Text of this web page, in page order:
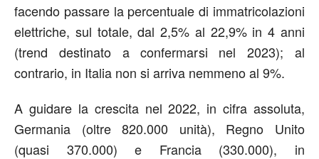
facendo passare la percentuale di immatricolazioni
elettriche, sul totale, dal 2,5% al 22,9% in 4 anni
(trend destinato a confermarsi nel 2023); al
contrario, in Italia non si arriva nemmeno al 9%.
A guidare la crescita nel 2022, in cifra assoluta,
Germania (oltre 820.000 unità), Regno Unito
(quasi 370.000) e Francia (330.000), in